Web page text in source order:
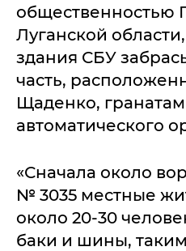
общественностью
Луганской
здания СБУ
часть,
Щаденко,
автоматического
«Сначала около
№ 3035 местные
около 20-30
баки и шины,